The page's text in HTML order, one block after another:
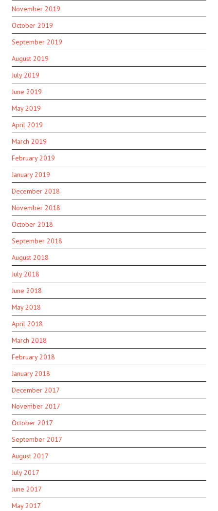
November 2019
October 2019
September 2019
August 2019
July 2019
June 2019
May 2019
April 2019
March 2019
February 2019
January 2019
December 2018
November 2018
October 2018
September 2018
August 2018
July 2018
June 2018
May 2018
April 2018
March 2018
February 2018
January 2018
December 2017
November 2017
October 2017
September 2017
August 2017
July 2017
June 2017
May 2017